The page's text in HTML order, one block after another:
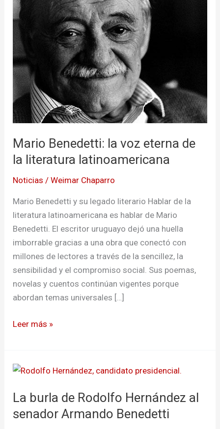
Mario Benedetti: la voz eterna de
la literatura latinoamericana
Noticias /Weimar Chaparro
Mario Benedetti y su legado literario Hablar de la
literatura latinoamericana es hablar de Mario
Benedetti. El escritor uruguayo dejó una huella
imborrable gracias a una obra que conectó con
millones de lectores a través de la sencillez, la
sensibilidad y el compromiso social. Sus poemas,
novelas y cuentos continúan vigentes porque
abordan temas universales […]
la
voz
eterna
de
la
literatura
latinoamericana
Leer más »
La burla de Rodolfo Hernández al
senador Armando Benedetti
La
de
Rodolfo